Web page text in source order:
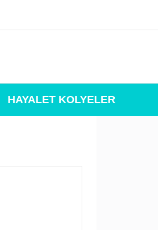
HAYALET KOLYELER